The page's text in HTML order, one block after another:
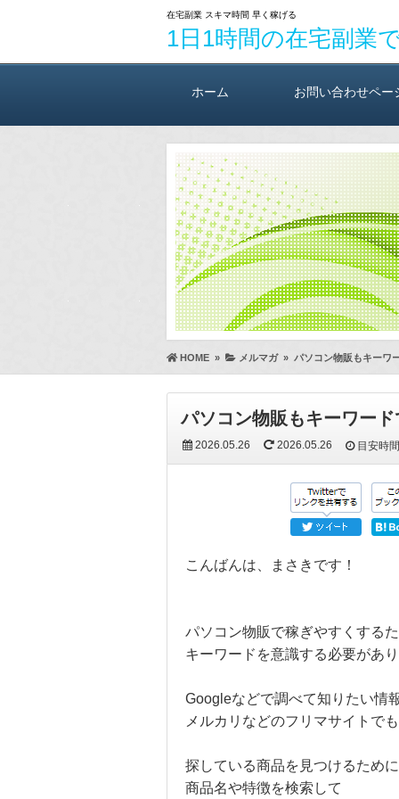
在宅副業 スキマ時間 早く稼げる
1日1時間の在宅副業
ホーム お問い合わせペー
HOME » メルマガ» パソコン物販もキーワ
パソコン物販もキーワー
2026.05.26 2026.05.26 目安時
こんばんは、まさきです！
パソコン物販で稼ぎやすくする
キーワードを意識する必要があ
Googleなどで調べて知りたい情
メルカリなどのフリマサイトで
探している商品を見つけるために
商品名や特徴を検索して